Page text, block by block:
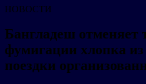
НОВОСТИ
Бангладеш отменяет
фумигации хлопка
поездки